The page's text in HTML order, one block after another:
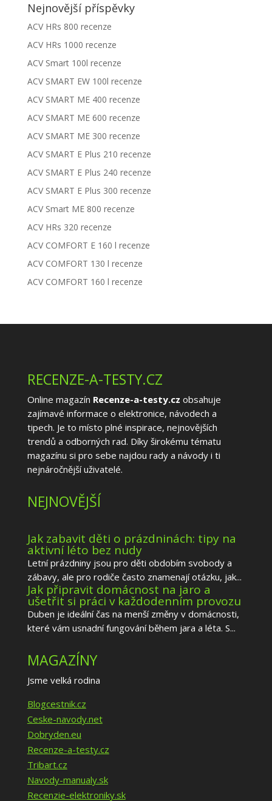
Nejnovější příspěvky
ACV HRs 800 recenze
ACV HRs 1000 recenze
ACV Smart 100l recenze
ACV SMART EW 100l recenze
ACV SMART ME 400 recenze
ACV SMART ME 600 recenze
ACV SMART ME 300 recenze
ACV SMART E Plus 210 recenze
ACV SMART E Plus 240 recenze
ACV SMART E Plus 300 recenze
ACV Smart ME 800 recenze
ACV HRs 320 recenze
ACV COMFORT E 160 l recenze
ACV COMFORT 130 l recenze
ACV COMFORT 160 l recenze
RECENZE-A-TESTY.CZ
Online magazín Recenze-a-testy.cz obsahuje
zajímavé informace o elektronice, návodech a
tipech. Je to místo plné inspirace, nejnovějších
trendů a odborných rad. Díky širokému tématu
magazínu si pro sebe najdou rady a návody i ti
nejnáročnější uživatelé.
NEJNOVĚJŠÍ
Jak zabavit děti o prázdninách: tipy na
aktivní léto bez nudy
Letní prázdniny jsou pro děti obdobím svobody a
zábavy, ale pro rodiče často znamenají otázku, jak...
Jak připravit domácnost na jaro a
ušetřit si práci v každodenním provozu
Duben je ideální čas na menší změny v domácnosti,
které vám usnadní fungování během jara a léta. S...
MAGAZÍNY
Jsme velká rodina
Blogcestnik.cz
Ceske-navody.net
Dobryden.eu
Recenze-a-testy.cz
Tribart.cz
Navody-manualy.sk
Recenzie-elektroniky.sk